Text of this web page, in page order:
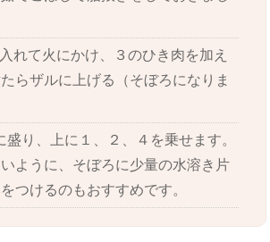
れて火にかけ、３のひき肉を加え
らザルに上げる（そぼろになりま
盛り、上に１、２、４を乗せます。
ように、そぼろに少量の水溶き片
つけるのもおすすめです。